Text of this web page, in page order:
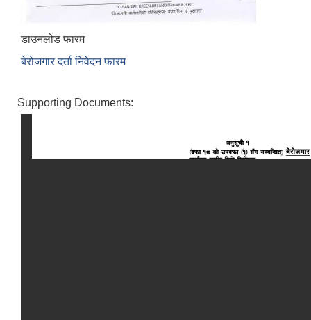
डाउनलोड फारम
बेरोजगार दर्ता निवेदन फारम
Supporting Documents: